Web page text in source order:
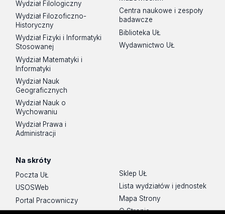
Wydział Filologiczny
Wydział Filozoficzno-
Historyczny
Wydział Fizyki i Informatyki
Stosowanej
Wydział Matematyki i
Informatyki
Wydział Nauk
Geograficznych
Wydział Nauk o
Wychowaniu
Wydział Prawa i
Administracji
Centra naukowe i zespoły
badawcze
Biblioteka UŁ
Wydawnictwo UŁ
Na skróty
Poczta UŁ
USOSWeb
Portal Pracowniczy
Sklep UŁ
Lista wydziałów i jednostek
Mapa Strony
O Stronie